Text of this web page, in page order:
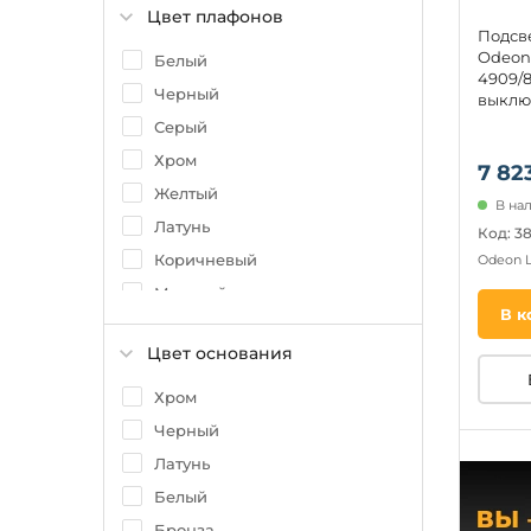
Цвет плафонов
Белый
Черный
Серый
Хром
Желтый
Латунь
Коричневый
Матовый
Прозрачный
Бронза
Золото
Древесный
Никель
Бежевый
Цвет основания
Хром
Черный
Латунь
Белый
7
4909/
В
Код:
Odeon
В